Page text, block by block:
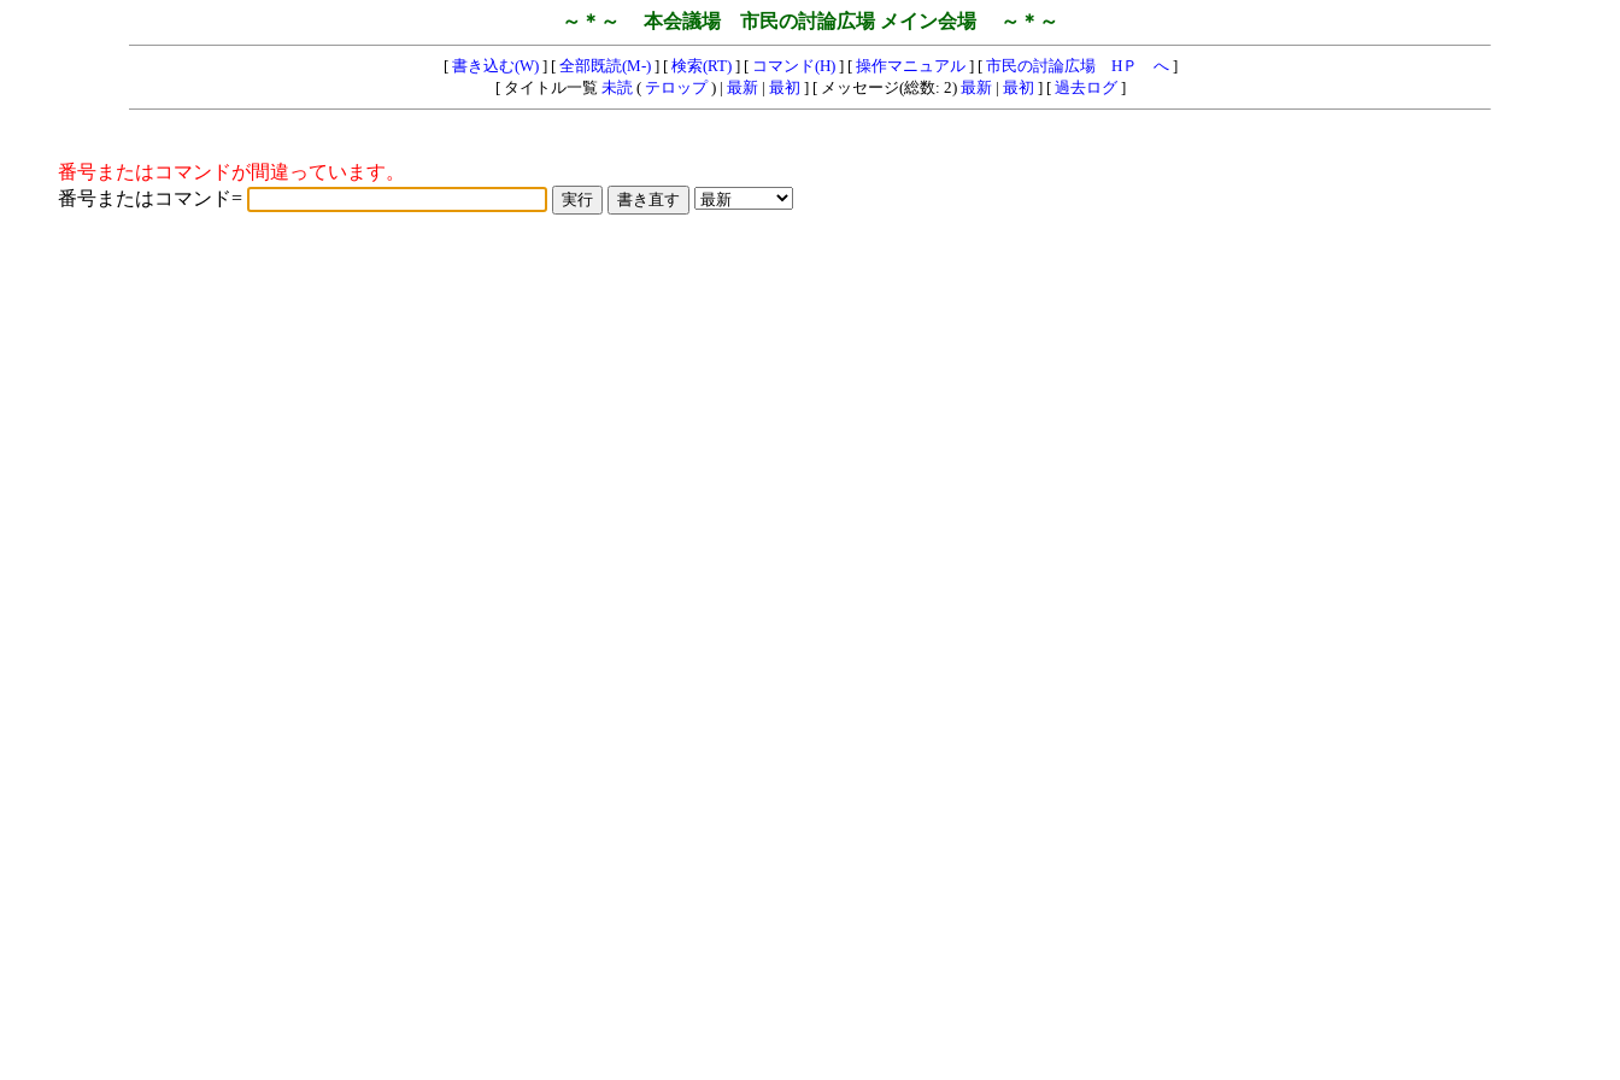
～＊～ 本会議場 市民の討論広場 メイン会場 ～＊～
[ 書き込む(W)] [ 全部既読(M-)] [ 検索(RT)] [ コマンド(H)] [ 操作マニュアル] [ 市民の討論広場 HＰ へ]
[ タイトル一覧 未読( テロップ) | 最新| 最初 ] [ メッセージ(総数: 2) 最新| 最初 ] [ 過去ログ]
番号またはコマンドが間違っています。
番号またはコマンド=